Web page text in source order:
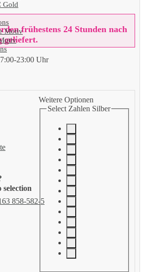
Gold
Motiv
858-582-5
frühestens 24 Stunden nach
geliefert.
23:00 Uhr
selection
Weitere Optionen
Select Zahlen Silber